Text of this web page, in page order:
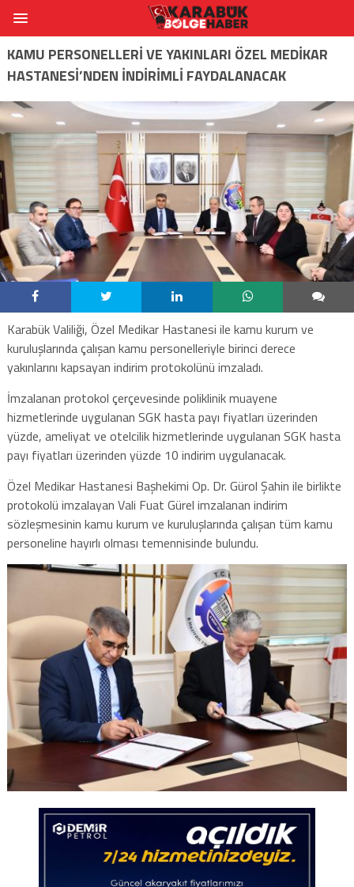
KAMU PERSONELLERİ VE YAKINLARI ÖZEL MEDİKAR
HASTANESİ’NDEN İNDİRİMLİ FAYDALANACAK
Karabük Valiliği, Özel Medikar Hastanesi ile kamu kurum ve
kuruluşlarında çalışan kamu personelleriyle birinci derece
yakınlarını kapsayan indirim protokolünü imzaladı.
İmzalanan protokol çerçevesinde poliklinik muayene
hizmetlerinde uygulanan SGK hasta payı fiyatları üzerinden
yüzde, ameliyat ve otelcilik hizmetlerinde uygulanan SGK hasta
payı fiyatları üzerinden yüzde 10 indirim uygulanacak.
Özel Medikar Hastanesi Başhekimi Op. Dr. Gürol Şahin ile birlikte
protokolü imzalayan Vali Fuat Gürel imzalanan indirim
sözleşmesinin kamu kurum ve kuruluşlarında çalışan tüm kamu
personeline hayırlı olması temennisinde bulundu.